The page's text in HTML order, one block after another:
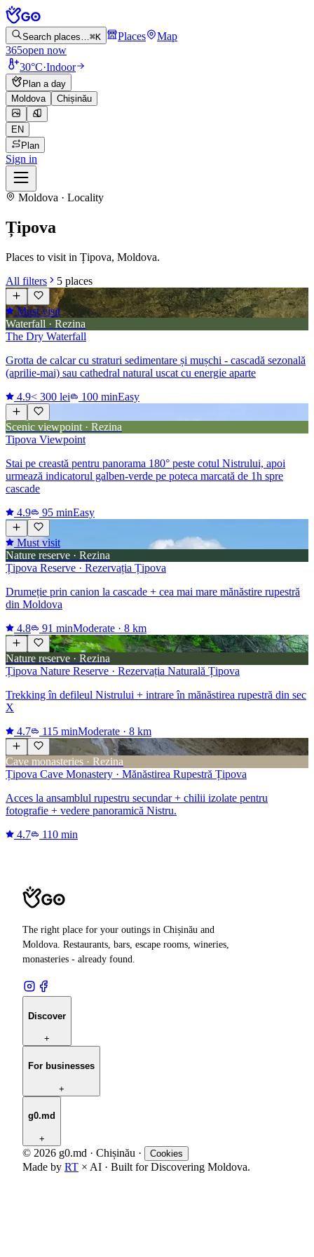
Search places…⌘K Places
Map
365open now
30°C·Indoor
Plan a day
Moldova
Chișinău
EN
Plan
Sign in
Moldova · Locality
Țipova
Places to visit in Țipova, Moldova.
All filters
5 places
Must visit
Waterfall · Rezina
The Dry Waterfall
Grotta de calcar cu straturi sedimentare și mușchi - cascadă sezonală
(aprilie-mai) sau cathedral natural uscat cu energie aparte
4.9< 300 lei 100 minEasy
Scenic viewpoint · Rezina
Tipova Viewpoint
Stai pe creastă pentru panorama 180° peste cotul Nistrului, apoi
urmează indicatorul galben-verde pe poteca marcată de 1h spre
cascade
4.9
95 minEasy
Must visit
Nature reserve · Rezina
Țipova Reserve · Rezervația Țipova
Drumeție prin canion la cascade + cea mai mare mănăstire rupestră
din Moldova
4.8
91 minModerate · 8 km
Nature reserve · Rezina
Țipova Nature Reserve · Rezervația Naturală Țipova
Trekking în defileul Nistrului + intrare în mănăstirea rupestră din sec
X
4.7
115 minModerate · 8 km
Cave monasteries · Rezina
Țipova Cave Monastery · Mănăstirea Rupestră Țipova
Acces la ansamblul rupestru secundar + chilii izolate pentru
fotografie + vedere panoramică Nistru.
4.7
110 min
The right place for your outings in Chișinău and
Moldova. Restaurants, bars, escape rooms, wineries,
monasteries - already found.
Discover
+
For businesses
+
g0.md
+
© 2026 g0.md · Chișinău · Cookies
Made by RT × AI · Built for Discovering Moldova.